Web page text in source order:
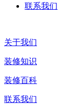
联系我们
关于我们
装修知识
装修百科
联系我们